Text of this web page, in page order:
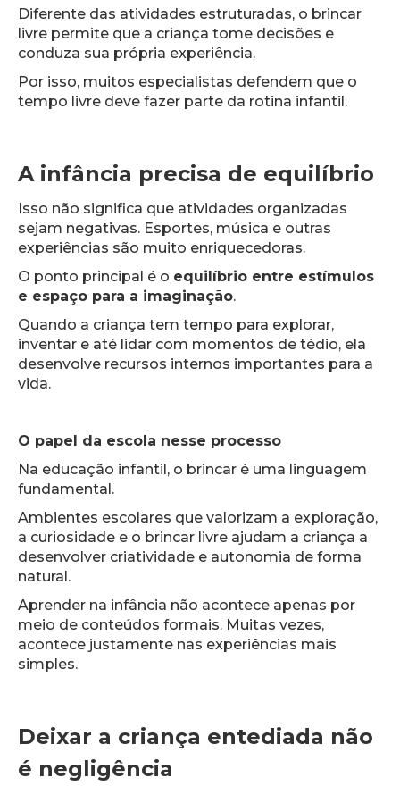
Diferente das atividades estruturadas, o brincar
livre permite que a criança tome decisões e
conduza sua própria experiência.
Por isso, muitos especialistas defendem que o
tempo livre deve fazer parte da rotina infantil.
A infância precisa de equilíbrio
Isso não significa que atividades organizadas
sejam negativas. Esportes, música e outras
experiências são muito enriquecedoras.
O ponto principal é o equilíbrio entre estímulos
e espaço para a imaginação.
Quando a criança tem tempo para explorar,
inventar e até lidar com momentos de tédio, ela
desenvolve recursos internos importantes para a
vida.
O papel da escola nesse processo
Na educação infantil, o brincar é uma linguagem
fundamental.
Ambientes escolares que valorizam a exploração,
a curiosidade e o brincar livre ajudam a criança a
desenvolver criatividade e autonomia de forma
natural.
Aprender na infância não acontece apenas por
meio de conteúdos formais. Muitas vezes,
acontece justamente nas experiências mais
simples.
Deixar a criança entediada não
é negligência